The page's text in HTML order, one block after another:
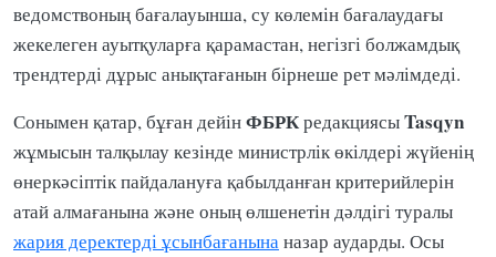
ведомствоның бағалауынша, су көлемін бағалаудағы
жекелеген ауытқуларға қарамастан, негізгі болжамдық
трендтерді дұрыс анықтағанын бірнеше рет мәлімдеді.
Сонымен қатар, бұған дейінФБРКредакциясыTasqyn
жұмысын талқылау кезінде министрлік өкілдері жүйенің
өнеркәсіптік пайдалануға қабылданған критерийлерін
атай алмағанына және оның өлшенетін дәлдігі туралы
жария деректерді ұсынбағанынаназар аударды. Осы